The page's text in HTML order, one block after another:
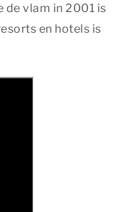
de vlam in 2001 is
en hotels is